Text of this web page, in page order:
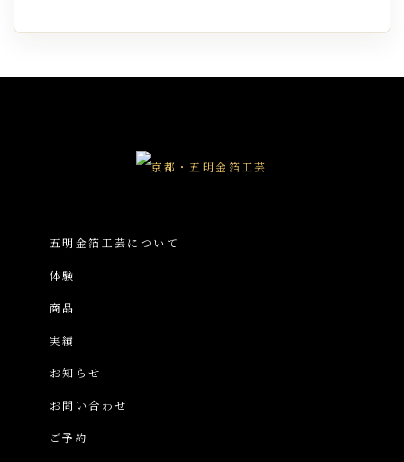
五明金箔工芸について
体験
商品
実績
お知らせ
お問い合わせ
ご予約